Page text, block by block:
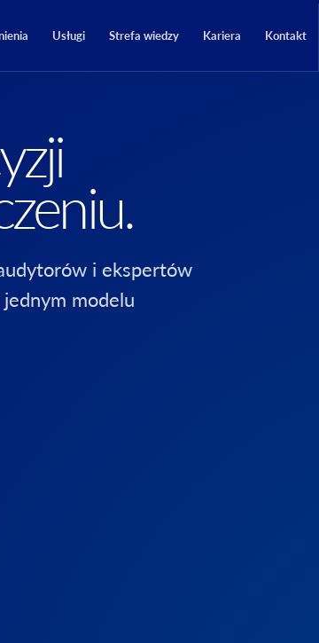
Usługi Strefa wiedzy Kariera Kontakt
i ekspertów
modelu